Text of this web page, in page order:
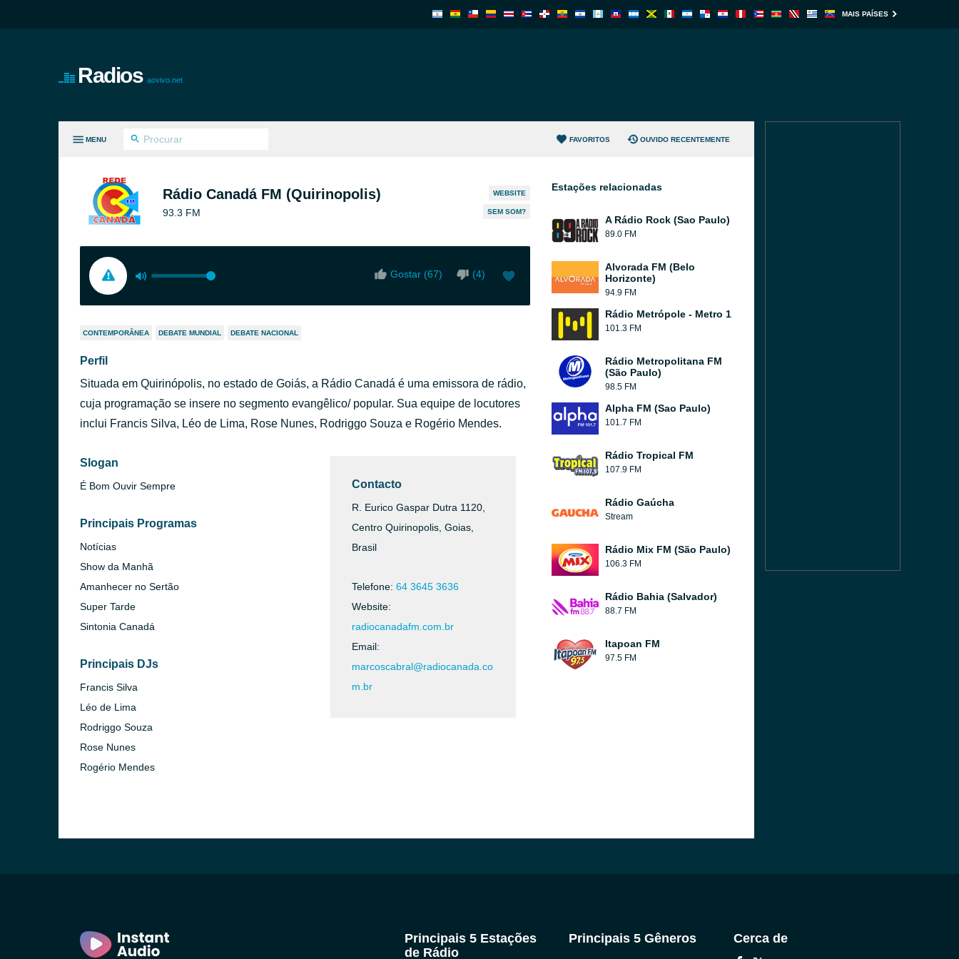
MAIS PAÍSES
Radios aovivo.net
MENU FAVORITOS OUVIDO RECENTEMENTE
Rádio Canadá FM (Quirinopolis)
93.3 FM
WEBSITE
SEM SOM?
Gostar (67) (4)
CONTEMPORÂNEA DEBATE MUNDIAL DEBATE NACIONAL
Perfil
Situada em Quirinópolis, no estado de Goiás, a Rádio Canadá é uma emissora de rádio,
cuja programação se insere no segmento evangêlico/ popular. Sua equipe de locutores
inclui Francis Silva, Léo de Lima, Rose Nunes, Rodriggo Souza e Rogério Mendes.
Slogan
É Bom Ouvir Sempre
Principais Programas
Notícias
Show da Manhã
Amanhecer no Sertão
Super Tarde
Sintonia Canadá
Principais DJs
Francis Silva
Léo de Lima
Rodriggo Souza
Rose Nunes
Rogério Mendes
Contacto
R. Eurico Gaspar Dutra 1120,
Centro Quirinopolis, Goias,
Brasil
Telefone: 64 3645 3636
Website:
radiocanadafm.com.br
Email:
marcoscabral@radiocanada.co
m.br
Estações relacionadas
A Rádio Rock (Sao Paulo)
89.0 FM
Alvorada FM (Belo
Horizonte)
94.9 FM
Rádio Metrópole - Metro 1
101.3 FM
Rádio Metropolitana FM
(São Paulo)
98.5 FM
Alpha FM (Sao Paulo)
101.7 FM
Rádio Tropical FM
107.9 FM
Rádio Gaúcha
Stream
Rádio Mix FM (São Paulo)
106.3 FM
Rádio Bahia (Salvador)
88.7 FM
Itapoan FM
97.5 FM
Principais 5 Estações
de Rádio
Principais 5 Gêneros Cerca de